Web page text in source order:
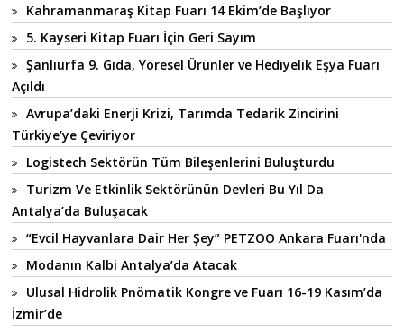
Kahramanmaraş Kitap Fuarı 14 Ekim’de Başlıyor
5. Kayseri Kitap Fuarı İçin Geri Sayım
Şanlıurfa 9. Gıda, Yöresel Ürünler ve Hediyelik Eşya Fuarı
Açıldı
Avrupa’daki Enerji Krizi, Tarımda Tedarik Zincirini
Türkiye’ye Çeviriyor
Logistech Sektörün Tüm Bileşenlerini Buluşturdu
Turizm Ve Etkinlik Sektörünün Devleri Bu Yıl Da
Antalya’da Buluşacak
“Evcil Hayvanlara Dair Her Şey” PETZOO Ankara Fuarı'nda
Modanın Kalbi Antalya’da Atacak
Ulusal Hidrolik Pnömatik Kongre ve Fuarı 16-19 Kasım’da
İzmir’de